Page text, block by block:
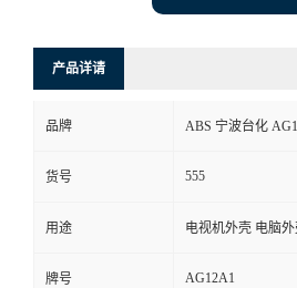
产品详请
品牌 ABS 宁波台化
货号 555
用途 电视机外壳 电脑
牌号 AG12A1